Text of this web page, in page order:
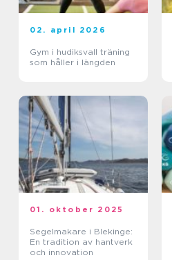
02. april 2026
Gym i hudiksvall träning
som håller i längden
01. oktober 2025
Segelmakare i Blekinge:
En tradition av hantverk
och innovation